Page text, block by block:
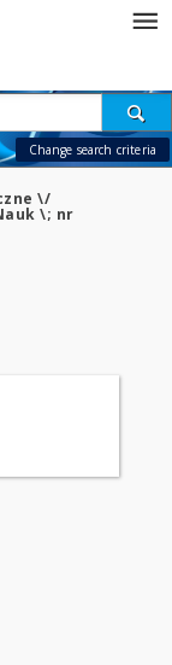
Change search criteria
\/
\; nr